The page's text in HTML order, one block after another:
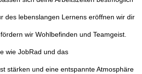
des lebenslangen Lernens eröffnen wir dir
wir Wohlbefinden und Teamgeist.
wie JobRad und das
stärken und eine entspannte Atmosphäre